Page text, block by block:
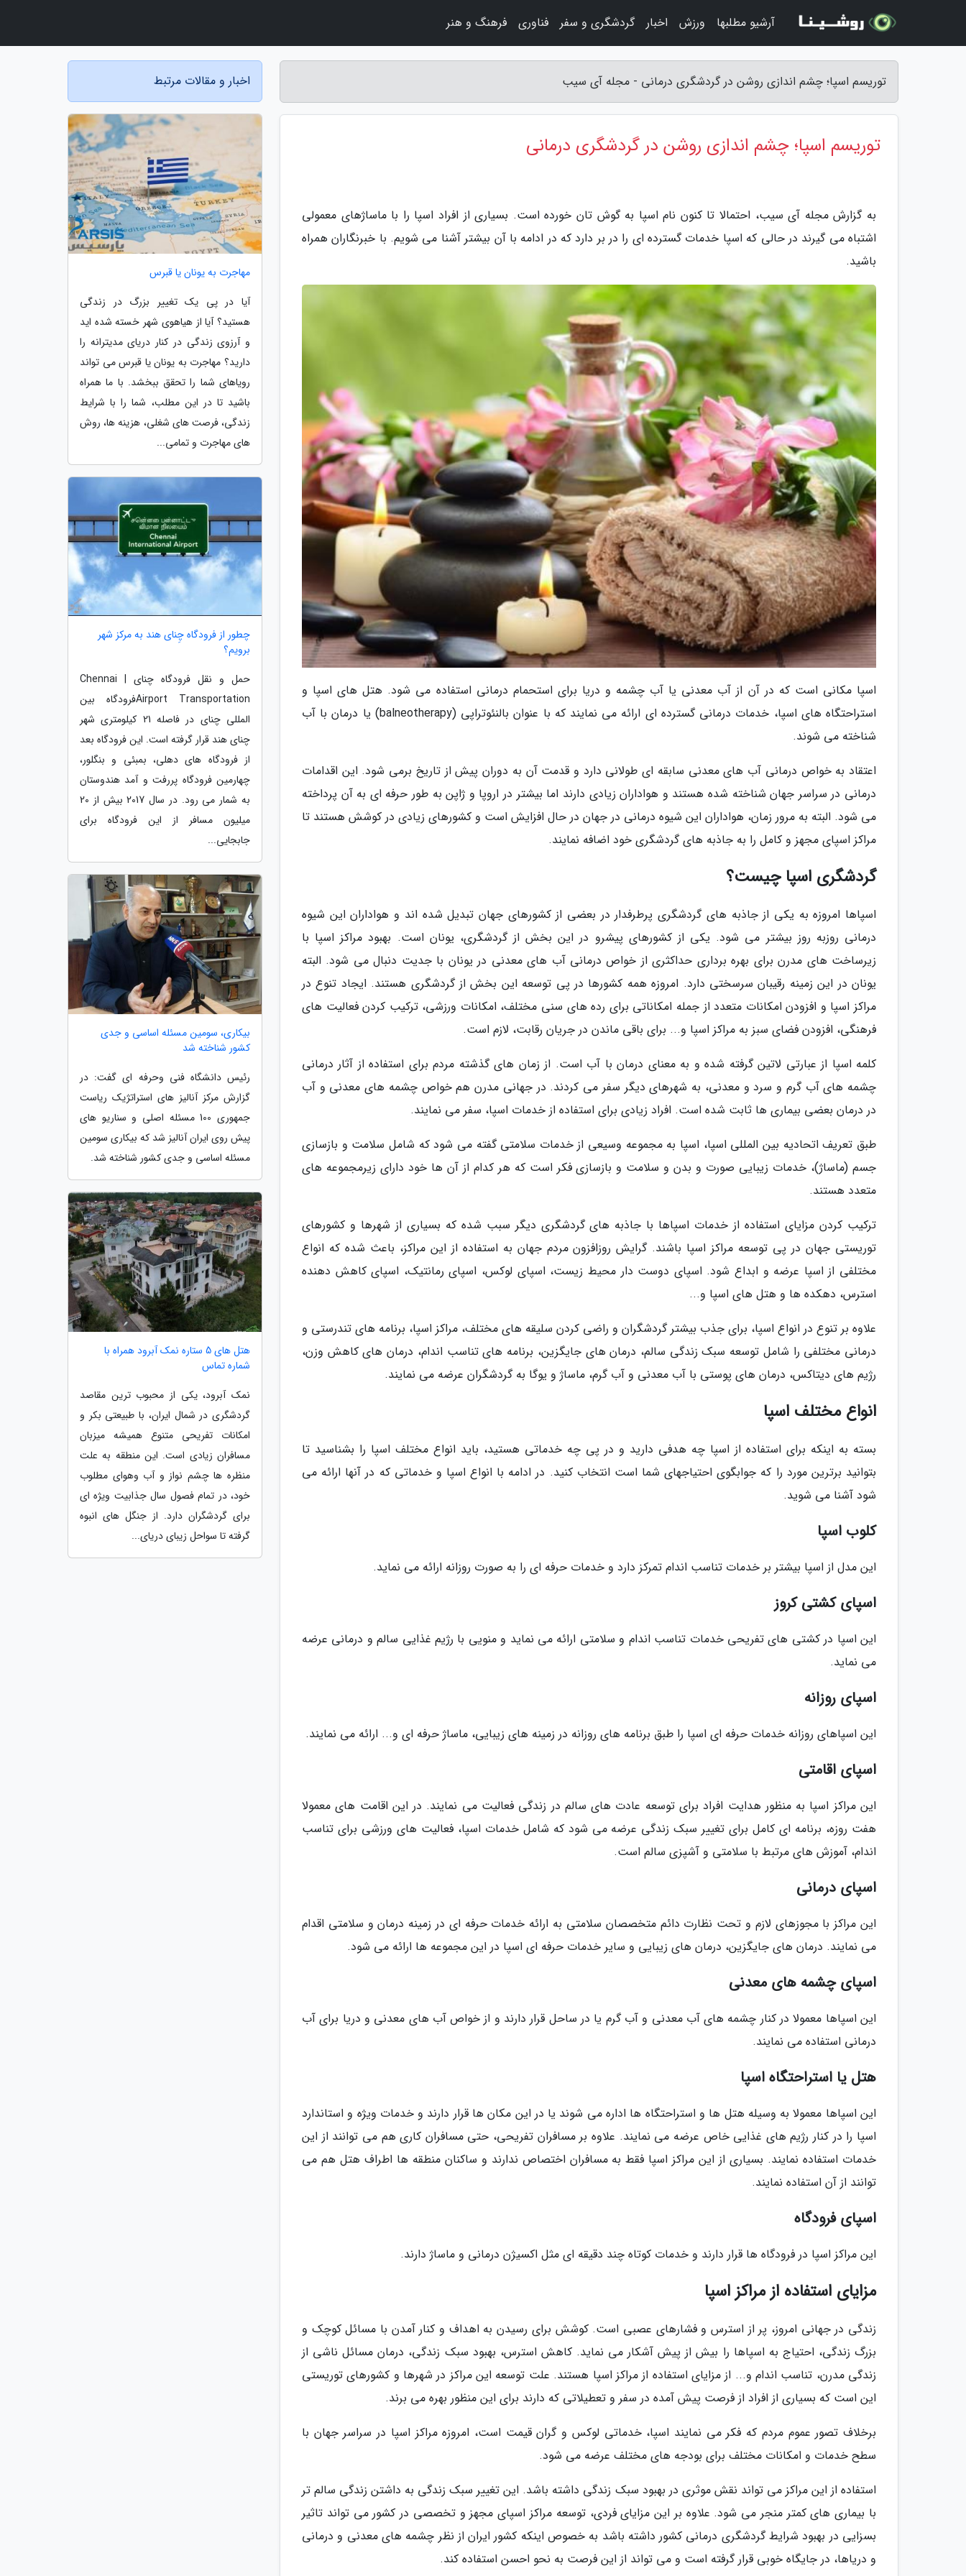
توریسم اسپا؛ چشم اندازی روشن در گردشگری درمانی - مجله آی سیب
توریسم اسپا؛ چشم اندازی روشن در گردشگری درمانی
به گزارش مجله آی سیب، احتمالا تا کنون نام اسپا به گوش تان خورده است. بسیاری از افراد اسپا را با ماساژهای معمولی
اشتباه می گیرند در حالی که اسپا خدمات گسترده ای را در بر دارد که در ادامه با آن بیشتر آشنا می شویم. با خبرنگاران همراه
باشید.
اسپا مکانی است که در آن از آب معدنی یا آب چشمه و دریا برای استحمام درمانی استفاده می شود. هتل های اسپا و
استراحتگاه های اسپا، خدمات درمانی گسترده ای ارائه می نمایند که با عنوان بالنئوتراپی (balneotherapy) یا درمان با آب
شناخته می شوند.
اعتقاد به خواص درمانی آب های معدنی سابقه ای طولانی دارد و قدمت آن به دوران پیش از تاریخ برمی شود. این اقدامات
درمانی در سراسر جهان شناخته شده هستند و هواداران زیادی دارند اما بیشتر در اروپا و ژاپن به طور حرفه ای به آن پرداخته
می شود. البته به مرور زمان، هواداران این شیوه درمانی در جهان در حال افزایش است و کشورهای زیادی در کوشش هستند تا
مراکز اسپای مجهز و کامل را به جاذبه های گردشگری خود اضافه نمایند.
گردشگری اسپا چیست؟
اسپاها امروزه به یکی از جاذبه های گردشگری پرطرفدار در بعضی از کشورهای جهان تبدیل شده اند و هواداران این شیوه
درمانی روزبه روز بیشتر می شود. یکی از کشورهای پیشرو در این بخش از گردشگری، یونان است. بهبود مراکز اسپا با
زیرساخت های مدرن برای بهره برداری حداکثری از خواص درمانی آب های معدنی در یونان با جدیت دنبال می شود. البته
یونان در این زمینه رقیبان سرسختی دارد. امروزه همه کشورها در پی توسعه این بخش از گردشگری هستند. ایجاد تنوع در
مراکز اسپا و افزودن امکانات متعدد از جمله امکاناتی برای رده های سنی مختلف، امکانات ورزشی، ترکیب کردن فعالیت های
فرهنگی، افزودن فضای سبز به مراکز اسپا و... برای باقی ماندن در جریان رقابت، لازم است.
کلمه اسپا از عبارتی لاتین گرفته شده و به معنای درمان با آب است. از زمان های گذشته مردم برای استفاده از آثار درمانی
چشمه های آب گرم و سرد و معدنی، به شهرهای دیگر سفر می کردند. در جهانی مدرن هم خواص چشمه های معدنی و آب
در درمان بعضی بیماری ها ثابت شده است. افراد زیادی برای استفاده از خدمات اسپا، سفر می نمایند.
طبق تعریف اتحادیه بین المللی اسپا، اسپا به مجموعه وسیعی از خدمات سلامتی گفته می شود که شامل سلامت و بازسازی
جسم (ماساژ)، خدمات زیبایی صورت و بدن و سلامت و بازسازی فکر است که هر کدام از آن ها خود دارای زیرمجموعه های
متعدد هستند.
ترکیب کردن مزایای استفاده از خدمات اسپاها با جاذبه های گردشگری دیگر سبب شده که بسیاری از شهرها و کشورهای
توریستی جهان در پی توسعه مراکز اسپا باشند. گرایش روزافزون مردم جهان به استفاده از این مراکز، باعث شده که انواع
مختلفی از اسپا عرضه و ابداع شود. اسپای دوست دار محیط زیست، اسپای لوکس، اسپای رمانتیک، اسپای کاهش دهنده
استرس، دهکده ها و هتل های اسپا و...
علاوه بر تنوع در انواع اسپا، برای جذب بیشتر گردشگران و راضی کردن سلیقه های مختلف، مراکز اسپا، برنامه های تندرستی و
درمانی مختلفی را شامل توسعه سبک زندگی سالم، درمان های جایگزین، برنامه های تناسب اندام، درمان های کاهش وزن،
رژیم های دیتاکس، درمان های پوستی با آب معدنی و آب گرم، ماساژ و یوگا به گردشگران عرضه می نمایند.
انواع مختلف اسپا
بسته به اینکه برای استفاده از اسپا چه هدفی دارید و در پی چه خدماتی هستید، باید انواع مختلف اسپا را بشناسید تا
بتوانید برترین مورد را که جوابگوی احتیاجهای شما است انتخاب کنید. در ادامه با انواع اسپا و خدماتی که در آنها ارائه می
شود آشنا می شوید.
کلوب اسپا
این مدل از اسپا بیشتر بر خدمات تناسب اندام تمرکز دارد و خدمات حرفه ای را به صورت روزانه ارائه می نماید.
اسپای کشتی کروز
این اسپا در کشتی های تفریحی خدمات تناسب اندام و سلامتی ارائه می نماید و منویی با رژیم غذایی سالم و درمانی عرضه
می نماید.
اسپای روزانه
این اسپاهای روزانه خدمات حرفه ای اسپا را طبق برنامه های روزانه در زمینه های زیبایی، ماساژ حرفه ای و... ارائه می نمایند.
اسپای اقامتی
این مراکز اسپا به منظور هدایت افراد برای توسعه عادت های سالم در زندگی فعالیت می نمایند. در این اقامت های معمولا
هفت روزه، برنامه ای کامل برای تغییر سبک زندگی عرضه می شود که شامل خدمات اسپا، فعالیت های ورزشی برای تناسب
اندام، آموزش های مرتبط با سلامتی و آشپزی سالم است.
اسپای درمانی
این مراکز با مجوزهای لازم و تحت نظارت دائم متخصصان سلامتی به ارائه خدمات حرفه ای در زمینه درمان و سلامتی اقدام
می نمایند. درمان های جایگزین، درمان های زیبایی و سایر خدمات حرفه ای اسپا در این مجموعه ها ارائه می شود.
اسپای چشمه های معدنی
این اسپاها معمولا در کنار چشمه های آب معدنی و آب گرم یا در ساحل قرار دارند و از خواص آب های معدنی و دریا برای آب
درمانی استفاده می نمایند.
هتل یا استراحتگاه اسپا
این اسپاها معمولا به وسیله هتل ها و استراحتگاه ها اداره می شوند یا در این مکان ها قرار دارند و خدمات ویژه و استاندارد
اسپا را در کنار رژیم های غذایی خاص عرضه می نمایند. علاوه بر مسافران تفریحی، حتی مسافران کاری هم می توانند از این
خدمات استفاده نمایند. بسیاری از این مراکز اسپا فقط به مسافران اختصاص ندارند و ساکنان منطقه ها اطراف هتل هم می
توانند از آن استفاده نمایند.
اسپای فرودگاه
این مراکز اسپا در فرودگاه ها قرار دارند و خدمات کوتاه چند دقیقه ای مثل اکسیژن درمانی و ماساژ دارند.
مزایای استفاده از مراکز اسپا
زندگی در جهانی امروز، پر از استرس و فشارهای عصبی است. کوشش برای رسیدن به اهداف و کنار آمدن با مسائل کوچک و
بزرگ زندگی، احتیاج به اسپاها را بیش از پیش آشکار می نماید. کاهش استرس، بهبود سبک زندگی، درمان مسائل ناشی از
زندگی مدرن، تناسب اندام و... از مزایای استفاده از مراکز اسپا هستند. علت توسعه این مراکز در شهرها و کشورهای توریستی
این است که بسیاری از افراد از فرصت پیش آمده در سفر و تعطیلاتی که دارند برای این منظور بهره می برند.
برخلاف تصور عموم مردم که فکر می نمایند اسپا، خدماتی لوکس و گران قیمت است، امروزه مراکز اسپا در سراسر جهان با
سطح خدمات و امکانات مختلف برای بودجه های مختلف عرضه می شود.
استفاده از این مراکز می تواند نقش موثری در بهبود سبک زندگی داشته باشد. این تغییر سبک زندگی به داشتن زندگی سالم تر
با بیماری های کمتر منجر می شود. علاوه بر این مزایای فردی، توسعه مراکز اسپای مجهز و تخصصی در کشور می تواند تاثیر
بسزایی در بهبود شرایط گردشگری درمانی کشور داشته باشد به خصوص اینکه کشور ایران از نظر چشمه های معدنی و درمانی
و دریاها، در جایگاه خوبی قرار گرفته است و می تواند از این فرصت به نحو احسن استفاده کند.
اخبار و مقالات مرتبط
مهاجرت به یونان یا قبرس
آیا در پی یک تغییر بزرگ در زندگی
هستید؟ آیا از هیاهوی شهر خسته شده اید
و آرزوی زندگی در کنار دریای مدیترانه را
دارید؟ مهاجرت به یونان یا قبرس می تواند
رویاهای شما را تحقق ببخشد. با ما همراه
باشید تا در این مطلب، شما را با شرایط
زندگی، فرصت های شغلی، هزینه ها، روش
های مهاجرت و تمامی...
چطور از فرودگاه چِنای هند به مرکز شهر
برویم؟
حمل و نقل فرودگاه چنای | Chennai
Airport Transportationفرودگاه بین
المللی چنای در فاصله 21 کیلومتری شهر
چنای هند قرار گرفته است. این فرودگاه بعد
از فرودگاه های دهلی، بمبئی و بنگلور،
چهارمین فرودگاه پررفت و آمد هندوستان
به شمار می رود. در سال 2017 بیش از 20
میلیون مسافر از این فرودگاه برای
جابجایی...
بیکاری، سومین مسئله اساسی و جدی
کشور شناخته شد
رئیس دانشگاه فنی وحرفه ای گفت: در
گزارش مرکز آنالیز های استراتژیک ریاست
جمهوری 100 مسئله اصلی و سناریو های
پیش روی ایران آنالیز شد که بیکاری سومین
مسئله اساسی و جدی کشور شناخته شد.
هتل های 5 ستاره نمک آبرود همراه با
شماره تماس
نمک آبرود، یکی از محبوب ترین مقاصد
گردشگری در شمال ایران، با طبیعتی بکر و
امکانات تفریحی متنوع همیشه میزبان
مسافران زیادی است. این منطقه به علت
منظره ها چشم نواز و آب وهوای مطلوب
خود، در تمام فصول سال جذابیت ویژه ای
برای گردشگران دارد. از جنگل های انبوه
گرفته تا سواحل زیبای دریای...
آرشیو مطلبها ورزش اخبار گردشگری و سفر فناوری فرهنگ و هنر